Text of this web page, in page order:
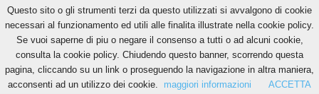
Home Tags Maribor-Sporting Lisbona
Maribor-Sporting Lisbona
Questo sito o gli strumenti terzi da questo utilizzati si avvalgono di cookie
necessari al funzionamento ed utili alle finalita illustrate nella cookie policy.
Se vuoi saperne di piu o negare il consenso a tutti o ad alcuni cookie,
consulta la cookie policy. Chiudendo questo banner, scorrendo questa
pagina, cliccando su un link o proseguendo la navigazione in altra maniera,
acconsenti ad un utilizzo dei cookie.
maggiori informazioni ACCETTA